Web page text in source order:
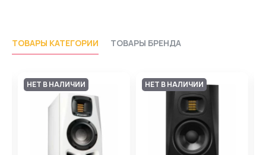
ТОВАРЫ КАТЕГОРИИ ТОВАРЫ БРЕНДА
НЕТ В НАЛИЧИИ НЕТ В НАЛИЧИИ